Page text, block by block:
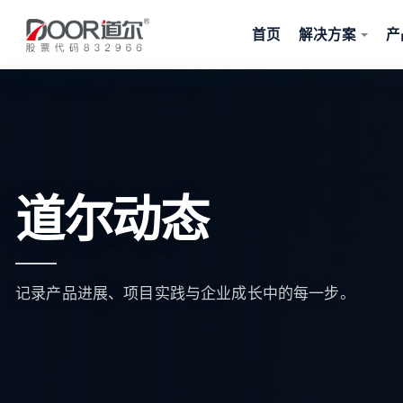
首页 解决方案
道尔动态
记录产品进展、项目实践与企业成长中的每一步。